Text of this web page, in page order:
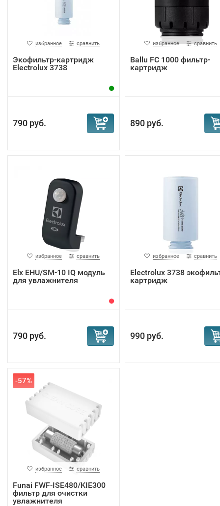
избранное сравнить
Экофильтр-картридж
Electrolux 3738
790 руб.
избранное сравнить
Ballu FС 1000 фильтр-
картридж
890 руб.
избранное сравнить
Elx EHU/SM-10 IQ модуль
для увлажнителя
790 руб.
избранное сравнить
Electrolux 3738
картридж
990 руб.
-57%
избранное сравнить
Funai FWF-ISE480/KIE300
фильтр для очистки
увлажнителя